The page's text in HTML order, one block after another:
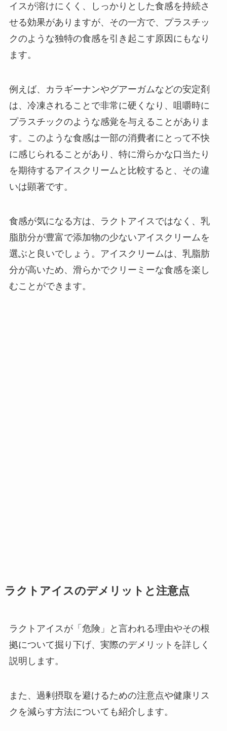
イスが溶けにくく、しっかりとした食感を持続さ
せる効果がありますが、その一方で、プラスチッ
クのような独特の食感を引き起こす原因にもなり
ます。
例えば、カラギーナンやグアーガムなどの安定剤
は、冷凍されることで非常に硬くなり、咀嚼時に
プラスチックのような感覚を与えることがありま
す。このような食感は一部の消費者にとって不快
に感じられることがあり、特に滑らかな口当たり
を期待するアイスクリームと比較すると、その違
いは顕著です。
食感が気になる方は、ラクトアイスではなく、乳
脂肪分が豊富で添加物の少ないアイスクリームを
選ぶと良いでしょう。アイスクリームは、乳脂肪
分が高いため、滑らかでクリーミーな食感を楽し
むことができます。
ラクトアイスのデメリットと注意点
ラクトアイスが「危険」と言われる理由やその根
拠について掘り下げ、実際のデメリットを詳しく
説明します。
また、過剰摂取を避けるための注意点や健康リス
クを減らす方法についても紹介します。